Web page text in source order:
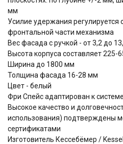
мм
Усилие удержания
фронтальной части механизма
Вес фасада с ручкой - от 3,2 до
Высота корпуса составляет 225-
Ширина до 1800 мм
Толщина фасада 16-28 мм
Цвет - белый
Фри Спейс адаптирован к
Высокое качество и
использования) подтверждены
сертификатами
Изготовитель Кессебёмер /